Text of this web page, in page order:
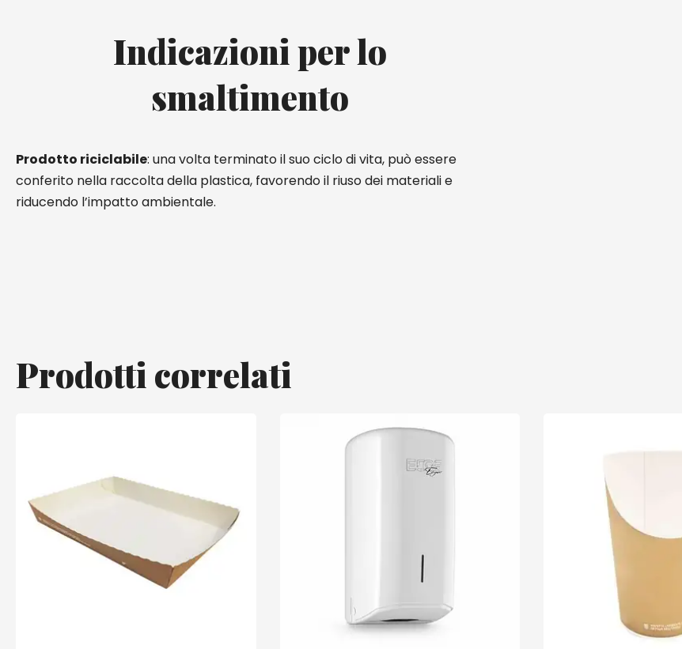
Indicazioni per lo
smaltimento
Prodotto riciclabile: una volta terminato il suo ciclo di vita, può essere
conferito nella raccolta della plastica, favorendo il riuso dei materiali e
riducendo l’impatto ambientale.
Prodotti correlati